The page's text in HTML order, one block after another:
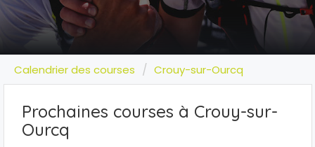
Calendrier des courses Crouy-sur-Ourcq
Prochaines courses à Crouy-sur-
Ourcq